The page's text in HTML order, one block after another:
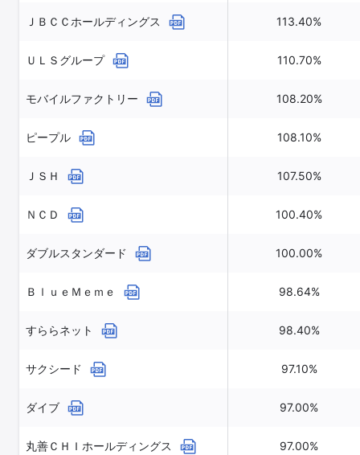
ＪＢＣＣホールディングス 113.40%
ＵＬＳグループ 110.70%
モバイルファクトリー 108.20%
ピープル 108.10%
ＪＳＨ 107.50%
ＮＣＤ 100.40%
ダブルスタンダード 100.00%
ＢｌｕｅＭｅｍｅ 98.64%
すららネット 98.40%
サクシード 97.10%
ダイブ 97.00%
丸善ＣＨＩホールディングス 97.00%